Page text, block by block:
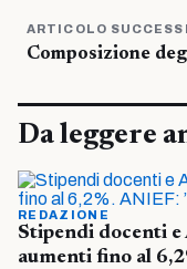
ARTICOLO
Composizione
Da leggere
REDAZIONE
Stipendi docenti
aumenti fino al